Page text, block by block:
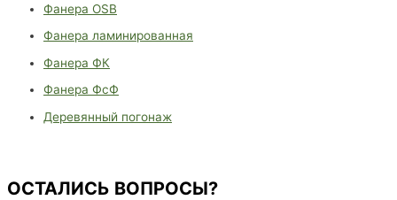
Фанера OSB
Фанера ламинированная
Фанера ФК
Фанера ФсФ
Деревянный погонаж
ОСТАЛИСЬ ВОПРОСЫ?